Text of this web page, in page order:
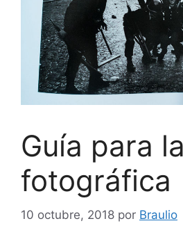
Guía para
fotográfica
10 octubre, 2018 por Braulio